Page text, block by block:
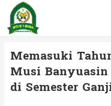
Memasuki
Musi Banyuasin
di Semester